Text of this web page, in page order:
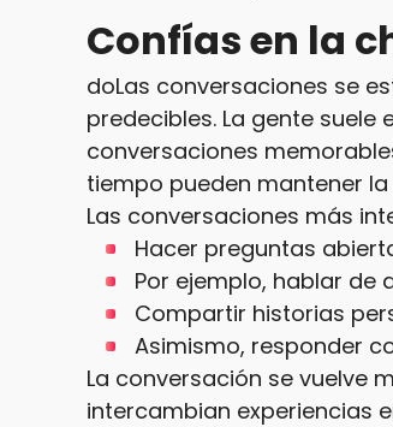
Confías en la
doLas conversaciones se
predecibles. La gente
conversaciones
tiempo pueden mantener
Las conversaciones más
Hacer preguntas
Por ejemplo, hablar de
Compartir historias
Asimismo, responder
La conversación se vuelve
intercambian experiencias